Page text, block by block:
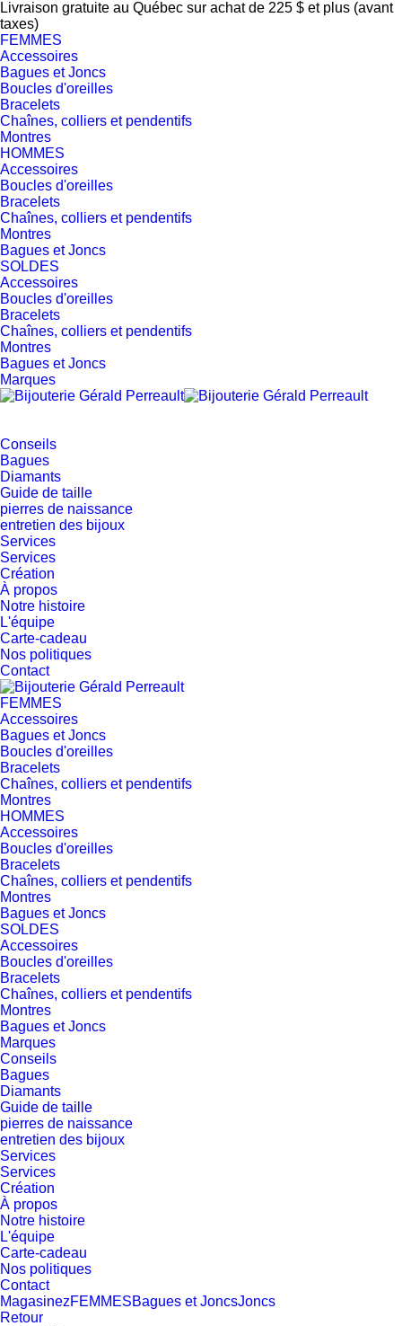
Livraison gratuite au Québec sur achat de 225 $ et plus (avant
taxes)
FEMMES
Accessoires
Bagues et Joncs
Boucles d'oreilles
Bracelets
Chaînes, colliers et pendentifs
Montres
HOMMES
Accessoires
Boucles d'oreilles
Bracelets
Chaînes, colliers et pendentifs
Montres
Bagues et Joncs
SOLDES
Accessoires
Boucles d'oreilles
Bracelets
Chaînes, colliers et pendentifs
Montres
Bagues et Joncs
Marques
Conseils
Bagues
Diamants
Guide de taille
pierres de naissance
entretien des bijoux
Services
Services
Création
À propos
Notre histoire
L'équipe
Carte-cadeau
Nos politiques
Contact
FEMMES
Accessoires
Bagues et Joncs
Boucles d'oreilles
Bracelets
Chaînes, colliers et pendentifs
Montres
HOMMES
Accessoires
Boucles d'oreilles
Bracelets
Chaînes, colliers et pendentifs
Montres
Bagues et Joncs
SOLDES
Accessoires
Boucles d'oreilles
Bracelets
Chaînes, colliers et pendentifs
Montres
Bagues et Joncs
Marques
Conseils
Bagues
Diamants
Guide de taille
pierres de naissance
entretien des bijoux
Services
Services
Création
À propos
Notre histoire
L'équipe
Carte-cadeau
Nos politiques
Contact
MagasinezFEMMESBagues et JoncsJoncs
Retour